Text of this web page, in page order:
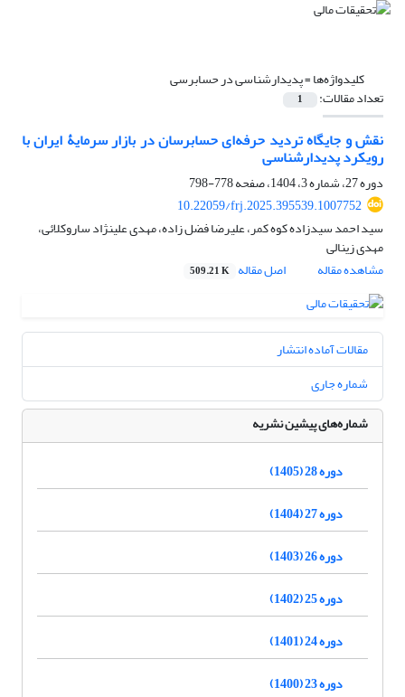
کلیدواژه‌ها =پدیدارشناسی در حسابرسی
تعداد مقالات: 1
نقش و جایگاه تردید حرفه‌‌ای حسابرسان در بازار سرمایۀ ایران با
رویکرد پدیدارشناسی
دوره 27، شماره 3، 1404، صفحه
778-798
10.22059/frj.2025.395539.1007752
سید احمد سیدزاده کوه کمر، علیرضا فضل زاده، مهدی علینژاد ساروکلائی،
مهدی زینالی
مشاهده مقاله
اصل مقاله 509.21 K
مقالات آماده انتشار
شماره جاری
شماره‌های پیشین نشریه
دوره 28 (1405)
دوره 27 (1404)
دوره 26 (1403)
دوره 25 (1402)
دوره 24 (1401)
دوره 23 (1400)